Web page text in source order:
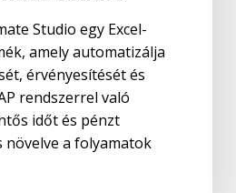
Studio egy Excel-
amely automatizálja
érvényesítését és
rendszerrel való
időt és pénzt
növelve a folyamatok